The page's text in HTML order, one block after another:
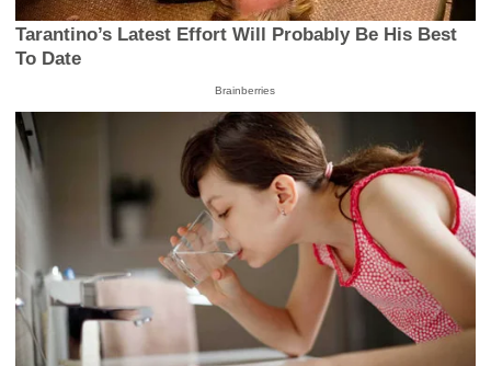
Tarantino’s Latest Effort Will Probably Be His Best
To Date
Brainberries